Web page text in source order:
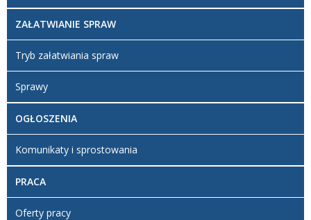
ZAŁATWIANIE SPRAW
Tryb załatwiania spraw
Sprawy
OGŁOSZENIA
Komunikaty i sprostowania
PRACA
Oferty pracy